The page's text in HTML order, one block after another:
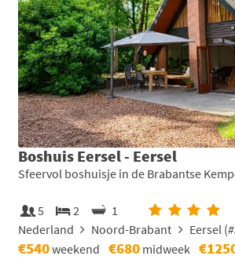
Boshuis Eersel - Eersel
Sfeervol boshuisje in de Brabantse
5 2
1
Nederland
Noord-Brabant Eersel (
€540weekend €680 midweek